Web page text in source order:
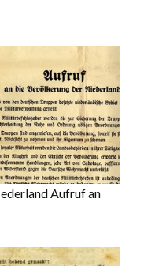
Aufruf an